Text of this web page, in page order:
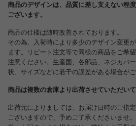
商品のデザインは、品質に差し支えない程
ございます。
商品の仕様は随時改善されております。
その為、入荷時により多少のデザイン変更
ます。リピート注文等で同様の商品をご希
注意ください。生産国、各部品、ネジカバ
状、サイズなどに若干の誤差がある場合がご
商品は複数の倉庫より出荷させていただいて
出荷元によりましては、お届け日時のご指
ございますので、予めご了承くださいませ。